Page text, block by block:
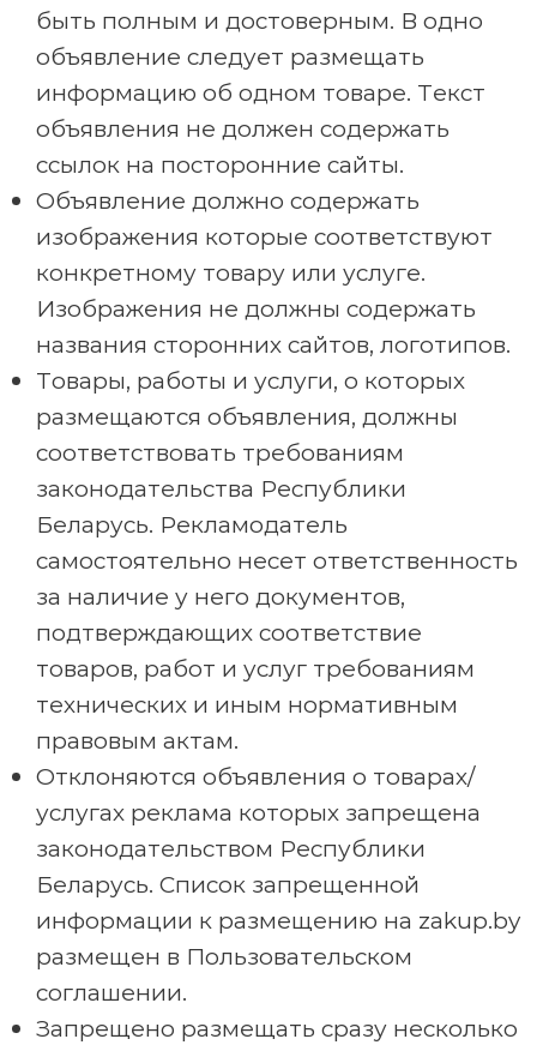
быть полным и достоверным. В одно
объявление следует размещать
информацию об одном товаре. Текст
объявления не должен содержать
ссылок на посторонние сайты.
Объявление должно содержать
изображения которые соответствуют
конкретному товару или услуге.
Изображения не должны содержать
названия сторонних сайтов, логотипов.
Товары, работы и услуги, о которых
размещаются объявления, должны
соответствовать требованиям
законодательства Республики
Беларусь. Рекламодатель
самостоятельно несет ответственность
за наличие у него документов,
подтверждающих соответствие
товаров, работ и услуг требованиям
технических и иным нормативным
правовым актам.
Отклоняются объявления о товарах/
услугах реклама которых запрещена
законодательством Республики
Беларусь. Список запрещенной
информации к размещению на zakup.by
размещен в Пользовательском
соглашении.
Запрещено размещать сразу несколько